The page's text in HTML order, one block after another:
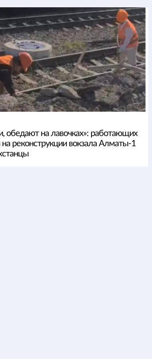
обедают на лавочках»: работающих
на реконструкции вокзала Алматы-1